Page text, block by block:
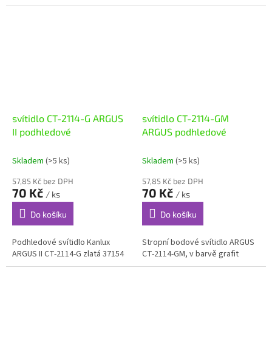
svítidlo CT-2114-G ARGUS
II podhledové
Skladem (>5 ks)
57,85 Kč bez DPH
70 Kč / ks
Do košíku
Podhledové svítidlo Kanlux
ARGUS II CT-2114-G zlatá 37154
svítidlo CT-2114-GM
ARGUS podhledové
Skladem (>5 ks)
57,85 Kč bez DPH
70 Kč / ks
Do košíku
Stropní bodové svítidlo ARGUS
CT-2114-GM, v barvě grafit